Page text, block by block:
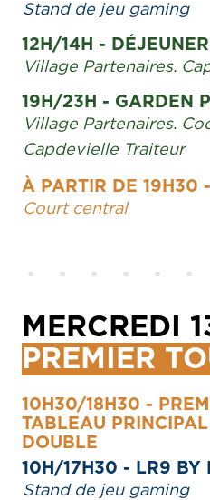
Stand de jeu gaming
12H/14H -
Village Partenaires.
19H/23H - GARDEN
Village Partenaires.
Capdevielle Traiteur
À PARTIR DE 19H30
Court central
MERCREDI
PREMIER
10H30/18H30 -
TABLEAU
DOUBLE
10H/17H30 - LR9 BY
Stand de jeu gaming